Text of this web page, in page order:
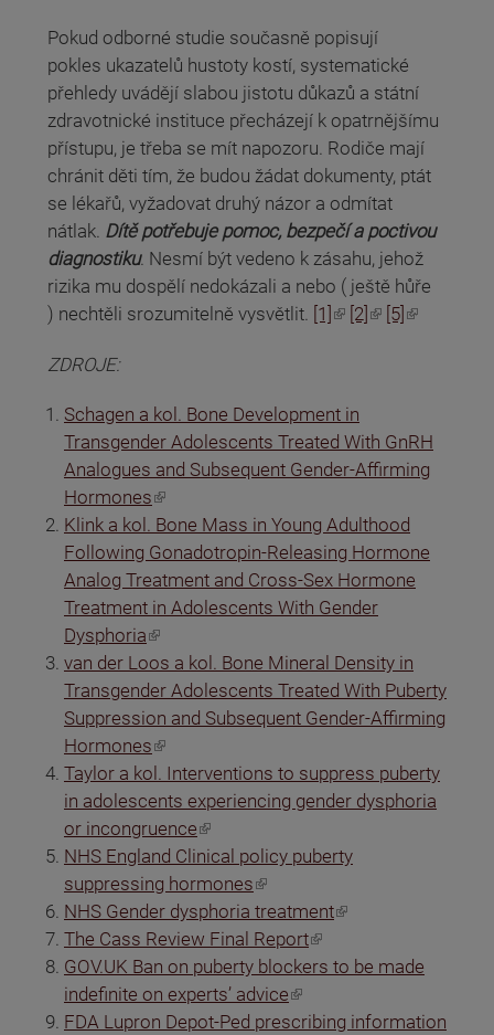
Pokud odborné studie současně popisují
pokles ukazatelů hustoty kostí, systematické
přehledy uvádějí slabou jistotu důkazů a státní
zdravotnické instituce přecházejí k opatrnějšímu
přístupu, je třeba se mít napozoru. Rodiče mají
chránit děti tím, že budou žádat dokumenty, ptát
se lékařů, vyžadovat druhý názor a odmítat
nátlak. Dítě potřebuje pomoc, bezpečí a poctivou
diagnostiku. Nesmí být vedeno k zásahu, jehož
rizika mu dospělí nedokázali a nebo ( ještě hůře
) nechtěli srozumitelně vysvětlit. [1]
(odkaz je externí) [2]
(odkaz je externí) [5]
(odkaz je externí)
ZDROJE:
Schagen a kol. Bone Development in
Transgender Adolescents Treated With GnRH
Analogues and Subsequent Gender-Affirming
Hormones
(odkaz je externí)
Klink a kol. Bone Mass in Young Adulthood
Following Gonadotropin-Releasing Hormone
Analog Treatment and Cross-Sex Hormone
Treatment in Adolescents With Gender
Dysphoria
(odkaz je externí)
van der Loos a kol. Bone Mineral Density in
Transgender Adolescents Treated With Puberty
Suppression and Subsequent Gender-Affirming
Hormones
(odkaz je externí)
Taylor a kol. Interventions to suppress puberty
in adolescents experiencing gender dysphoria
or incongruence
(odkaz je externí)
NHS England Clinical policy puberty
suppressing hormones
(odkaz je externí)
NHS Gender dysphoria treatment
(odkaz je externí)
The Cass Review Final Report
(odkaz je externí)
GOV.UK Ban on puberty blockers to be made
indefinite on experts’ advice
(odkaz je externí)
FDA Lupron Depot-Ped prescribing information